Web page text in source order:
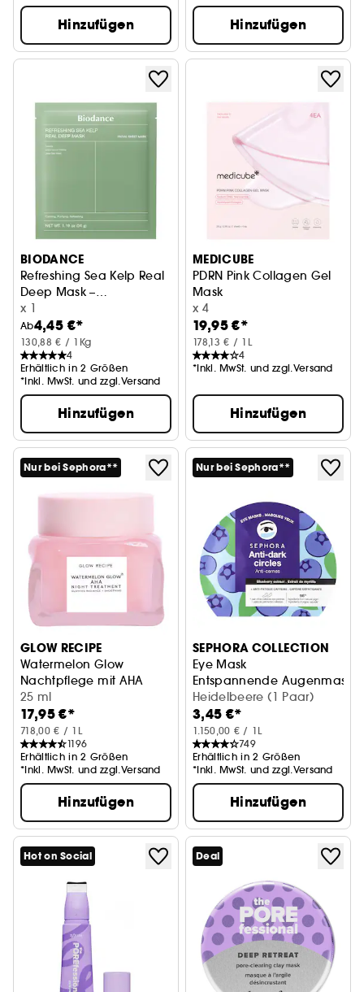
Hinzufügen Hinzufügen
BIODANCE
Refreshing Sea Kelp Real
Deep Mask –
Beruhigende und
klärende Maske
x 1
Ab4,45 €*
130,88 € / 1Kg
4
Erhältlich in 2 Größen
*Inkl. MwSt. und zzgl.Versand
Hinzufügen
MEDICUBE
PDRN Pink Collagen Gel
Mask
Feuchtigkeitsspendende
x 4
19,95 €*
178,13 € / 1L
4
*Inkl. MwSt. und zzgl.Versand
Hinzufügen
Nur bei Sephora**
GLOW RECIPE
Watermelon Glow
Nachtpflege mit AHA
25 ml
17,95 €*
718,00 € / 1L
1196
Erhältlich in 2 Größen
*Inkl. MwSt. und zzgl.Versand
Hinzufügen
Nur bei Sephora**
SEPHORA COLLECTION
Eye Mask
Entspannende
Heidelbeere (1 Paar)
3,45 €*
1.150,00 € / 1L
749
Erhältlich in 2 Größen
*Inkl. MwSt. und zzgl.Versand
Hinzufügen
Hot on Social Deal